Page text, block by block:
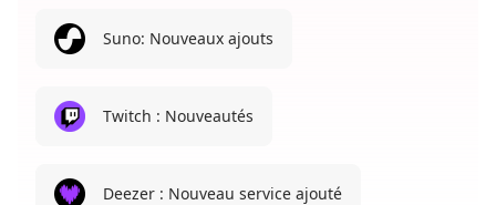
Suno: Nouveaux ajouts
Twitch : Nouveautés
Deezer : Nouveau service ajouté